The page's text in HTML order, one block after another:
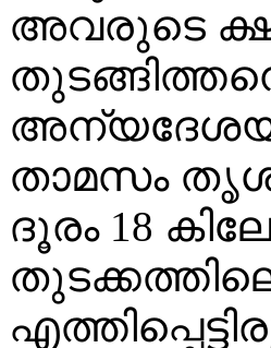
അവരുടെ
താമസം
ദൂരം 18